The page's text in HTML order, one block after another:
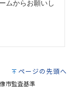
ページの先頭へ
市監査基準